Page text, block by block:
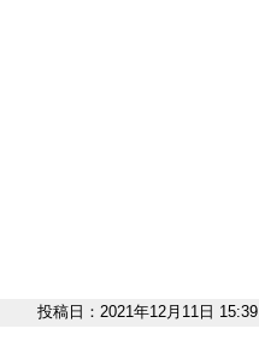
投稿日：2021年12月11日 15:39